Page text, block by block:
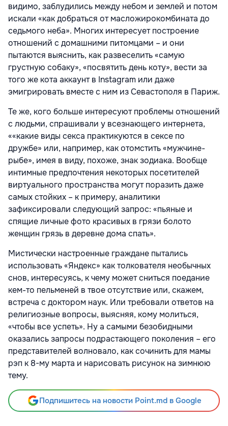
видимо, заблудились между небом и землей и потом
искали «как добраться от масложирокомбината до
седьмого неба». Многих интересует построение
отношений с домашними питомцами – и они
пытаются выяснить, как развеселить «самую
грустную собаку», «посвятить день коту», вести за
того же кота аккаунт в Instagram или даже
эмигрировать вместе с ним из Севастополя в Париж.
Те же, кого больше интересуют проблемы отношений
с людьми, спрашивали у всезнающего интернета,
««какие виды секса практикуются в сексе по
дружбе» или, например, как отомстить «мужчине-
рыбе», имея в виду, похоже, знак зодиака. Вообще
интимные предпочтения некоторых посетителей
виртуального пространства могут поразить даже
самых стойких – к примеру, аналитики
зафиксировали следующий запрос: «пьяные и
спящие личные фото красивых в грязи болото
женщин грязь в деревне дома спать».
Мистически настроенные граждане пытались
использовать «Яндекс» как толкователя необычных
снов, интересуясь, к чему может сниться поедание
кем-то пельменей в твое отсутствие или, скажем,
встреча с доктором наук. Или требовали ответов на
религиозные вопросы, выясняя, кому молиться,
«чтобы все успеть». Ну а самыми безобидными
оказались запросы подрастающего поколения – его
представителей волновало, как сочинить для мамы
рэп к 8-му марта и нарисовать рисунок на зимнюю
тему.
Подпишитесь на новости Point.md в Google